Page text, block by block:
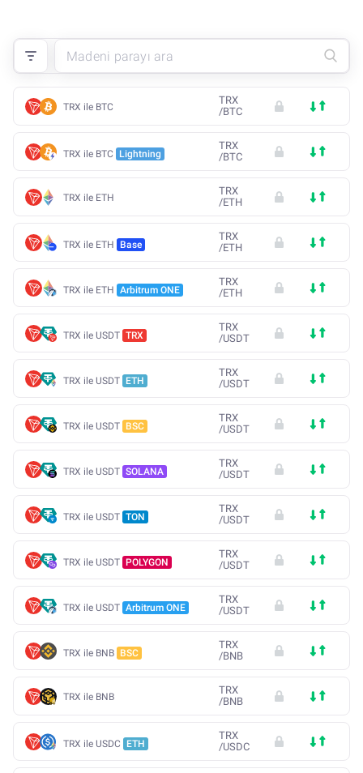
TRX ile BTC
TRX
/BTC
TRX ile BTC Lightning
TRX
/BTC
TRX ile ETH
TRX
/ETH
TRX ile ETH Base
TRX
/ETH
TRX ile ETH Arbitrum ONE
TRX
/ETH
TRX ile USDT TRX
TRX
/USDT
TRX ile USDT ETH
TRX
/USDT
TRX ile USDT BSC
TRX
/USDT
TRX ile USDT SOLANA
TRX
/USDT
TRX ile USDT TON
TRX
/USDT
TRX ile USDT POLYGON
TRX
/USDT
TRX ile USDT Arbitrum ONE
TRX
/USDT
TRX ile BNB BSC
TRX
/BNB
TRX ile BNB
TRX
/BNB
TRX ile USDC ETH
TRX
/USDC